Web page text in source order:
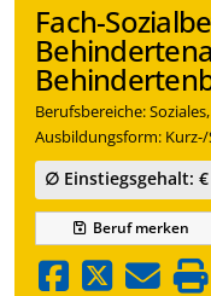
Fach-
Berufsbereiche:
Ausbildungsform:
∅ Einstiegsgehalt:
Berufmerken